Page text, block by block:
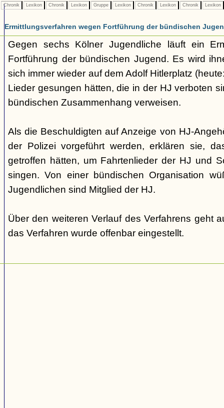
Chronik Lexikon Chronik Lexikon Gruppe Lexikon Chronik Lexikon Chronik Lexikon
Ermittlungsverfahren wegen Fortführung der bündischen
Gegen sechs Kölner Jugendliche läuft ein
Fortführung der bündischen Jugend. Es wird
sich immer wieder auf dem Adolf Hitlerplatz
Lieder gesungen hätten, die in der HJ verboten
bündischen Zusammenhang verweisen.
Als die Beschuldigten auf Anzeige von HJ-
der Polizei vorgeführt werden, erklären sie,
getroffen hätten, um Fahrtenlieder der HJ und
singen. Von einer bündischen Organisation
Jugendlichen sind Mitglied der HJ.
Über den weiteren Verlauf des Verfahrens geht
das Verfahren wurde offenbar eingestellt.